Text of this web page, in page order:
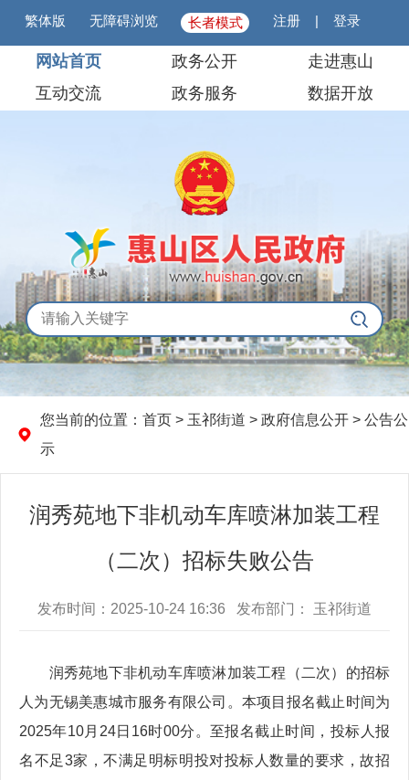
繁体版 无障碍浏览 长者模式 注册 |登录
网站首页 政务公开
走进惠山
互动交流
政务服务 数据开放
您当前的位置： 首页 > 玉祁街道 > 政府信息公开 > 公告公
示
润秀苑地下非机动车库喷淋加装工程
（二次）招标失败公告
发布时间：2025-10-24 16:36 发布部门： 玉祁街道
润秀苑地下非机动车库喷淋加装工程（二次）的招标
人为无锡美惠城市服务有限公司。本项目报名截止时间为
2025年10月24日16时00分。至报名截止时间，投标人报
名不足3家，不满足明标明投对投标人数量的要求，故招